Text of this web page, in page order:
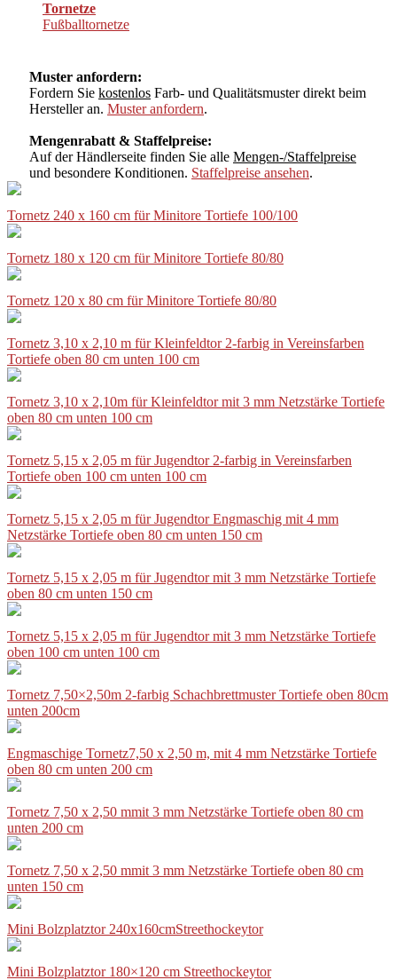
Tornetze
Fußballtornetze
Muster anfordern:
Fordern Sie kostenlos Farb- und Qualitätsmuster direkt beim
Hersteller an. Muster anfordern.
Mengenrabatt & Staffelpreise:
Auf der Händlerseite finden Sie alle Mengen-/Staffelpreise
und besondere Konditionen. Staffelpreise ansehen.
Tornetz 240 x 160 cm für Minitore Tortiefe 100/100
Tornetz 180 x 120 cm für Minitore Tortiefe 80/80
Tornetz 120 x 80 cm für Minitore Tortiefe 80/80
Tornetz 3,10 x 2,10 m für Kleinfeldtor 2-farbig in Vereinsfarben
Tortiefe oben 80 cm unten 100 cm
Tornetz 3,10 x 2,10m für Kleinfeldtor mit 3 mm Netzstärke Tortiefe
oben 80 cm unten 100 cm
Tornetz 5,15 x 2,05 m für Jugendtor 2-farbig in Vereinsfarben
Tortiefe oben 100 cm unten 100 cm
Tornetz 5,15 x 2,05 m für Jugendtor Engmaschig mit 4 mm
Netzstärke Tortiefe oben 80 cm unten 150 cm
Tornetz 5,15 x 2,05 m für Jugendtor mit 3 mm Netzstärke Tortiefe
oben 80 cm unten 150 cm
Tornetz 5,15 x 2,05 m für Jugendtor mit 3 mm Netzstärke Tortiefe
oben 100 cm unten 100 cm
Tornetz 7,50×2,50m 2-farbig Schachbrettmuster Tortiefe oben 80cm
unten 200cm
Engmaschige Tornetz7,50 x 2,50 m, mit 4 mm Netzstärke Tortiefe
oben 80 cm unten 200 cm
Tornetz 7,50 x 2,50 mmit 3 mm Netzstärke Tortiefe oben 80 cm
unten 200 cm
Tornetz 7,50 x 2,50 mmit 3 mm Netzstärke Tortiefe oben 80 cm
unten 150 cm
Mini Bolzplatztor 240x160cmStreethockeytor
Mini Bolzplatztor 180×120 cm Streethockeytor